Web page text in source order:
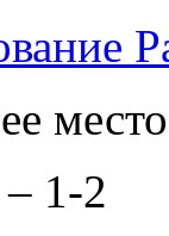
1-2